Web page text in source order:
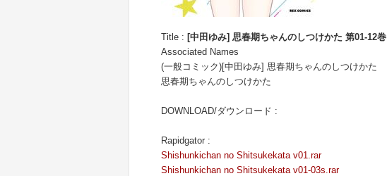
Title : [中田ゆみ] 思春期ちゃんのしつけかた 第01-12巻
Associated Names
(一般コミック)[中田ゆみ] 思春期ちゃんのしつけかた
思春期ちゃんのしつけかた
DOWNLOAD/ダウンロード :
Rapidgator :
Shishunkichan no Shitsukekata v01.rar
Shishunkichan no Shitsukekata v01-03s.rar